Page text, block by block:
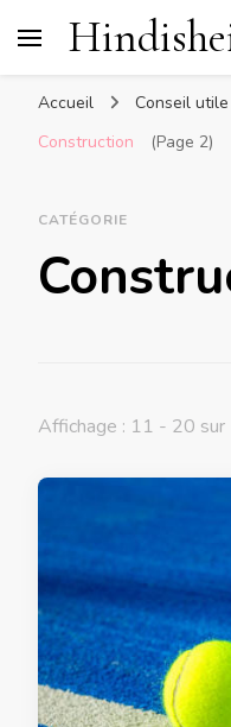
Accueil Conseil utile
Construction
(Page 2)
CATÉGORIE
Affichage : 11 - 20 sur